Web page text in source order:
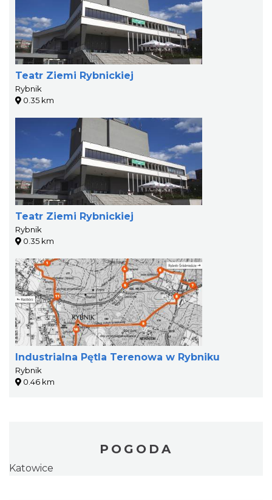
Teatr Ziemi Rybnickiej
Rybnik
0.35 km
Teatr Ziemi Rybnickiej
Rybnik
0.35 km
Industrialna Pętla Terenowa w Rybniku
Rybnik
0.46 km
POGODA
Katowice